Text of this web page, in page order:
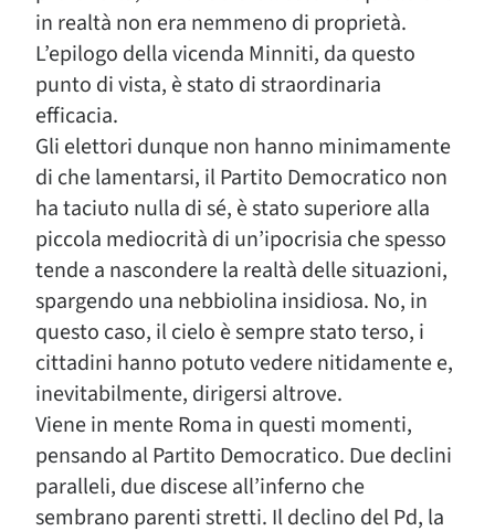
in realtà non era nemmeno di proprietà.
L’epilogo della vicenda Minniti, da questo
punto di vista, è stato di straordinaria
efficacia.
Gli elettori dunque non hanno minimamente
di che lamentarsi, il Partito Democratico non
ha taciuto nulla di sé, è stato superiore alla
piccola mediocrità di un’ipocrisia che spesso
tende a nascondere la realtà delle situazioni,
spargendo una nebbiolina insidiosa. No, in
questo caso, il cielo è sempre stato terso, i
cittadini hanno potuto vedere nitidamente e,
inevitabilmente, dirigersi altrove.
Viene in mente Roma in questi momenti,
pensando al Partito Democratico. Due declini
paralleli, due discese all’inferno che
sembrano parenti stretti. Il declino del Pd, la